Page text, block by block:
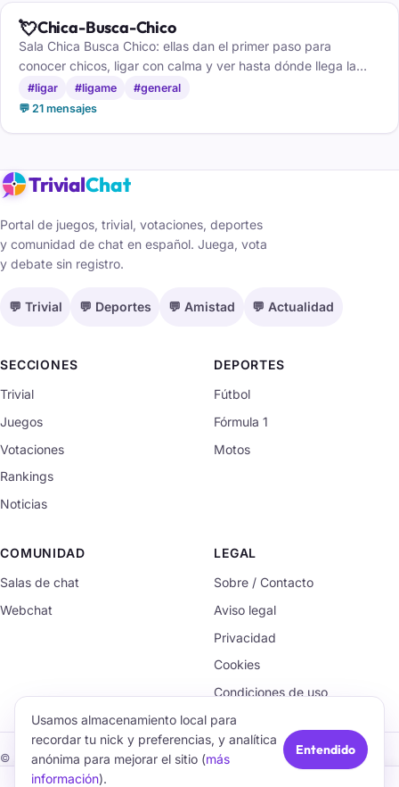
💘Chica-Busca-Chico
Sala Chica Busca Chico: ellas dan el primer paso para
conocer chicos, ligar con calma y ver hasta dónde llega la
conexión.
#ligar #ligame
#general
💬 21 mensajes
TrivialChat
Portal de juegos, trivial, votaciones, deportes
y comunidad de chat en español. Juega, vota
y debate sin registro.
💬 Trivial 💬 Deportes 💬 Amistad 💬 Actualidad
SECCIONES
Trivial
Juegos
Votaciones
Rankings
Noticias
DEPORTES
Fútbol
Fórmula 1
Motos
COMUNIDAD
Salas de chat
Webchat
LEGAL
Sobre / Contacto
Aviso legal
Privacidad
Cookies
Condiciones de uso
© 2026 TrivialChat.org · Hecho con cariño para la comunidad.
Usamos almacenamiento local para
recordar tu nick y preferencias, y analítica
anónima para mejorar el sitio (más
información).
Entendido